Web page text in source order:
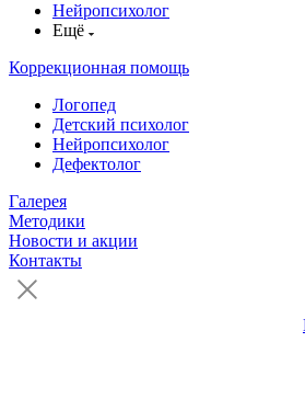
Нейропсихолог
Ещё
Коррекционная помощь
Логопед
Детский психолог
Нейропсихолог
Дефектолог
Галерея
Методики
Новости и акции
Контакты